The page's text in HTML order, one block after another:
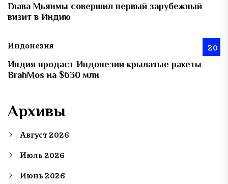
Глава Мьянмы совершил первый зарубежный
визит в Индию
Индонезия 20
Индия продаст Индонезии крылатые ракеты
BrahMos на $630 млн
Архивы
Август 2026
Июль 2026
Июнь 2026